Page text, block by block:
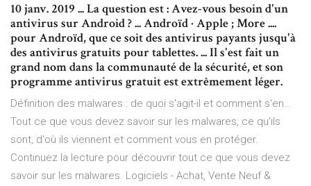
10 janv. 2019 ... La question est : Avez-vous besoin d'un
antivirus sur Android ? ... Androïd · Apple ; More ....
pour Androïd, que ce soit des antivirus payants jusqu'à
des antivirus gratuits pour tablettes. ... Il s'est fait un
grand nom dans la communauté de la sécurité, et son
programme antivirus gratuit est extrêmement léger.
Définition des malwares : de quoi s'agit-il et comment s'en…
Tout ce que vous devez savoir sur les malwares, ce qu'ils
sont, d'où ils viennent et comment vous en protéger.
Continuez la lecture pour découvrir tout ce que vous devez
savoir sur les malwares. Logiciels - Achat, Vente Neuf &